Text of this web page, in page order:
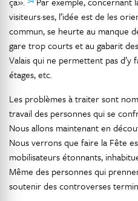
visiteurs·ses, l’idée est de les
commun, se heurte au manque
gare trop courts et au gabarit
Valais qui ne permettent pas d’y
étages, etc.
Les problèmes à traiter sont
travail des personnes qui se
Nous allons maintenant en
Nous verrons que faire la Fête
mobilisateurs étonnants,
Même des personnes qui
soutenir des controverses